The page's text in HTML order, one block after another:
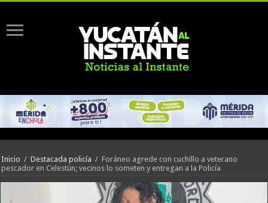
Inicio / Destacada policía / Foráneo agrede con cuchillo a veterano
pescador en Celestún; vecinos lo someten y entregan a la Policía